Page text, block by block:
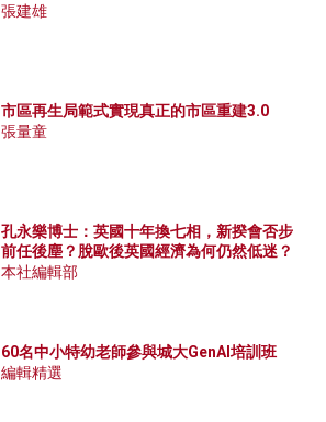
張建雄
市區再生局範式實現真正的市區重建3.0
張量童
孔永樂博士：英國十年換七相，新揆會否步
前任後塵？脫歐後英國經濟為何仍然低迷？
本社編輯部
60名中小特幼老師參與城大GenAI培訓班
編輯精選